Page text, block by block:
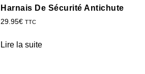
Harnais De Sécurité Antichute
29.95€ TTC
Lire la suite